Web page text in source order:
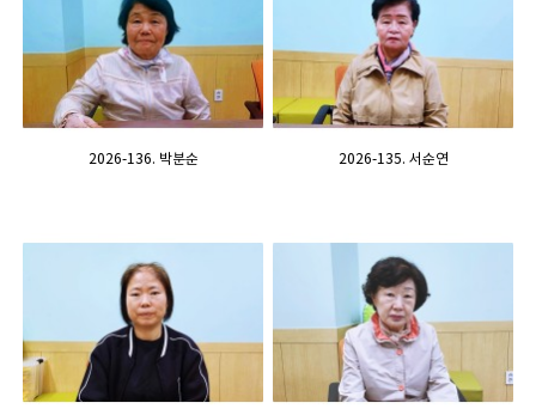
2026-136. 박분순 2026-135. 서순연